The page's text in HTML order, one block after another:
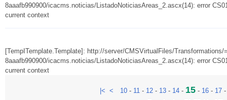
8aaafb990900/icacms.noticias/ListadoNoticiasAreas_2.ascx(14): error
current context
[TempITemplate.Template]: http://server/CMSVirtualFiles/Transformations/
8aaafb990900/icacms.noticias/ListadoNoticiasAreas_2.ascx(14): error
current context
|< < 10 - 11 - 12 - 13 - 14 - 15 - 16 - 17